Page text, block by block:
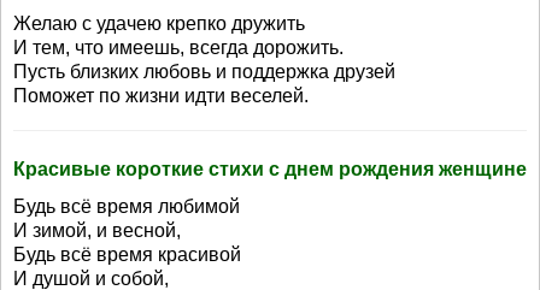
Желаю с удачею крепко дружить
И тем, что имеешь, всегда дорожить.
Пусть близких любовь и поддержка друзей
Поможет по жизни идти веселей.
Красивые короткие стихи с днем рождения женщине
Будь всё время любимой
И зимой, и весной,
Будь всё время красивой
И душой и сoбой,